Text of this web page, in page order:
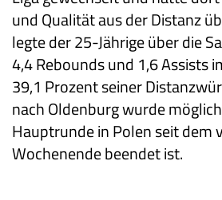
und Qualität aus der Distanz
legte der 25-Jährige über die
4,4 Rebounds und 1,6 Assists
39,1 Prozent seiner
nach Oldenburg wurde
Hauptrunde in Polen seit dem
Wochenende beendet ist.